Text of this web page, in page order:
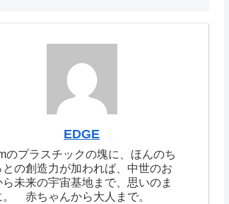
EDGE
のプラスチックの塊に、ほんのち
との創造力が加われば、中世のお
ら未来の宇宙基地まで、思いのま
。 赤ちゃんから大人まで。